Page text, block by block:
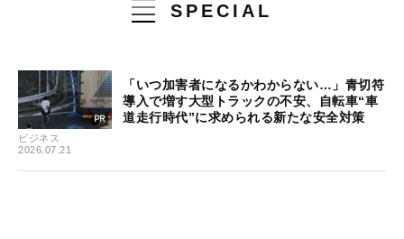
SPECIAL
ビジネス
2026.07.21
「いつ加害者になるかわからない…」青切符
導入で増す大型トラックの不安、自転車“車
道走行時代”に求められる新たな安全対策